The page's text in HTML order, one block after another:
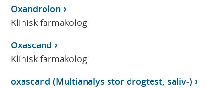
Oxandrolon
Klinisk farmakologi
Oxascand
Klinisk farmakologi
oxascand (Multianalys stor drogtest, saliv-)